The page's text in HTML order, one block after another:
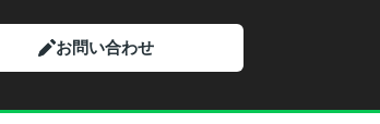
お問い合わせ